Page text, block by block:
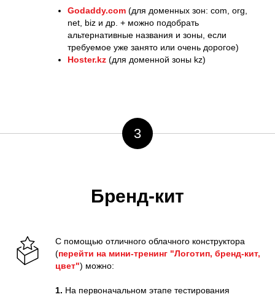
Godaddy.com (для доменных зон: com, org,
net, biz и др. + можно подобрать
альтернативные названия и зоны, если
требуемое уже занято или очень дорогое)
Hoster.kz (для доменной зоны kz)
3
Бренд-кит
С помощью отличного облачного конструктора
(перейти на мини-тренинг "Логотип, бренд-кит,
цвет") можно:
1. На первоначальном этапе тестирования